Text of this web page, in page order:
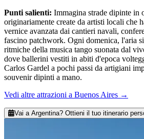
Punti salienti: Immagina strade dipinte in
originariamente create da artisti locali che
vernice avanzata dai cantieri navali,
fascino patchwork. Ogni domenica, l'aria
ritmiche della musica tango suonata dal
dove ballerini vestiti in abiti d'epoca
Carlos Gardel a pochi passi da artigiani
souvenir dipinti a mano.
Vedi altre attrazioni a Buenos Aires →
Vai a Argentina? Ottieni il tuo itinerario